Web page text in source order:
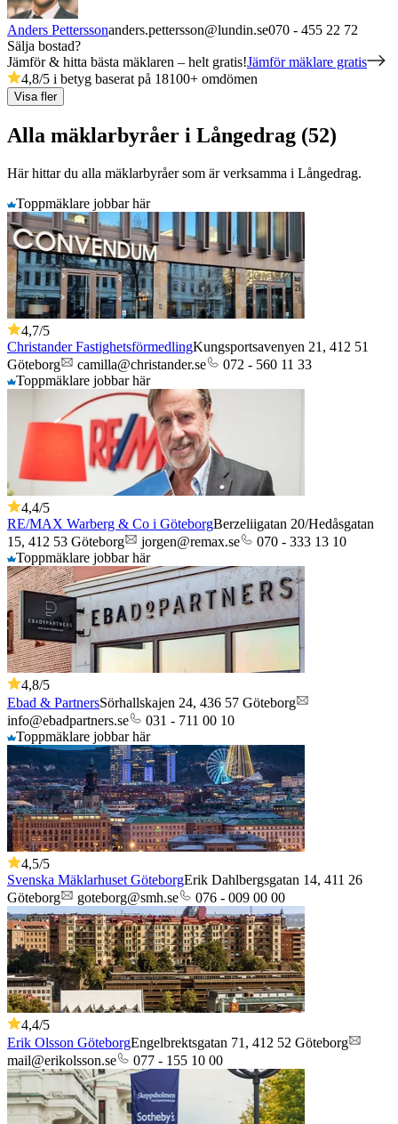
Anders Petterssonanders.pettersson@lundin.se070 - 455 22 72
Sälja bostad?
Jämför & hitta bästa mäklaren – helt gratis!Jämför mäklare gratis
4,8/5 i betyg baserat på 18100+ omdömen
Visa fler
Alla mäklarbyråer i Långedrag (52)
Här hittar du alla mäklarbyråer som är verksamma i Långedrag.
Toppmäklare jobbar här
4,7/5
Christander FastighetsförmedlingKungsportsavenyen 21, 412 51
Göteborg
camilla@christander.se
072 - 560 11 33
Toppmäklare jobbar här
4,4/5
RE/MAX Warberg & Co i GöteborgBerzeliigatan 20/Hedåsgatan
15, 412 53 Göteborg jorgen@remax.se
070 - 333 13 10
Toppmäklare jobbar här
4,8/5
Ebad & PartnersSörhallskajen 24, 436 57 Göteborg
info@ebadpartners.se
031 - 711 00 10
Toppmäklare jobbar här
4,5/5
Svenska Mäklarhuset GöteborgErik Dahlbergsgatan 14, 411 26
Göteborg
goteborg@smh.se 076 - 009 00 00
4,4/5
Erik Olsson GöteborgEngelbrektsgatan 71, 412 52 Göteborg
mail@erikolsson.se
077 - 155 10 00